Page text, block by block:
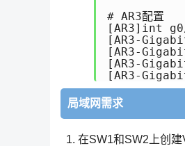
# AR3配置
[AR3]int
[AR3-
[AR3-
[AR3-
局域网需求
在SW1和SW2上创